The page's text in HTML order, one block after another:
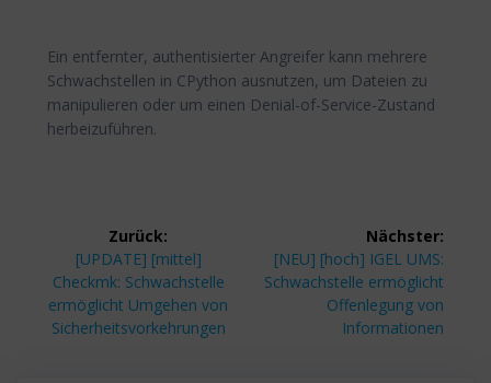
Ein entfernter, authentisierter Angreifer kann mehrere
Schwachstellen in CPython ausnutzen, um Dateien zu
manipulieren oder um einen Denial-of-Service-Zustand
herbeizuführen.
Beitragsnavigation
Zurück:
Vorheriger
Beitrag:
[UPDATE] [mittel]
Checkmk: Schwachstelle
ermöglicht Umgehen von
Sicherheitsvorkehrungen
Nächster:
Nächster
Beitrag:
[NEU] [hoch] IGEL UMS:
Schwachstelle ermöglicht
Offenlegung von
Informationen